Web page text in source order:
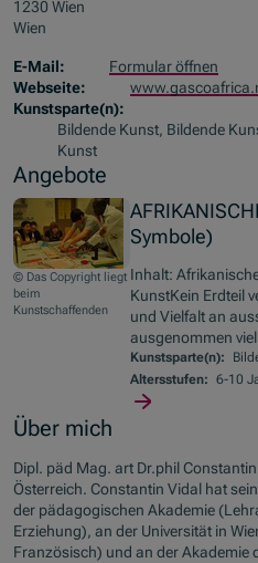
1230 Wien
Wien
E-Mail:
Formular öffnen
Webseite:
Kunstsparte(n):
Bildende Kunst, Bildende
Kunst
Angebote
© Das Copyright liegt
beim
Kunstschaffenden
Symbole)
Inhalt:
KunstKein Erdteil
und Vielfalt an
ausgenommen
Kunstsparte(n):
Altersstufen: 6-10
Über mich
Dipl. päd Mag. art Dr.phil
Österreich. Constantin Vidal hat
der pädagogischen Akademie
Erziehung), an der Universität in
Französisch) und an der Akademie